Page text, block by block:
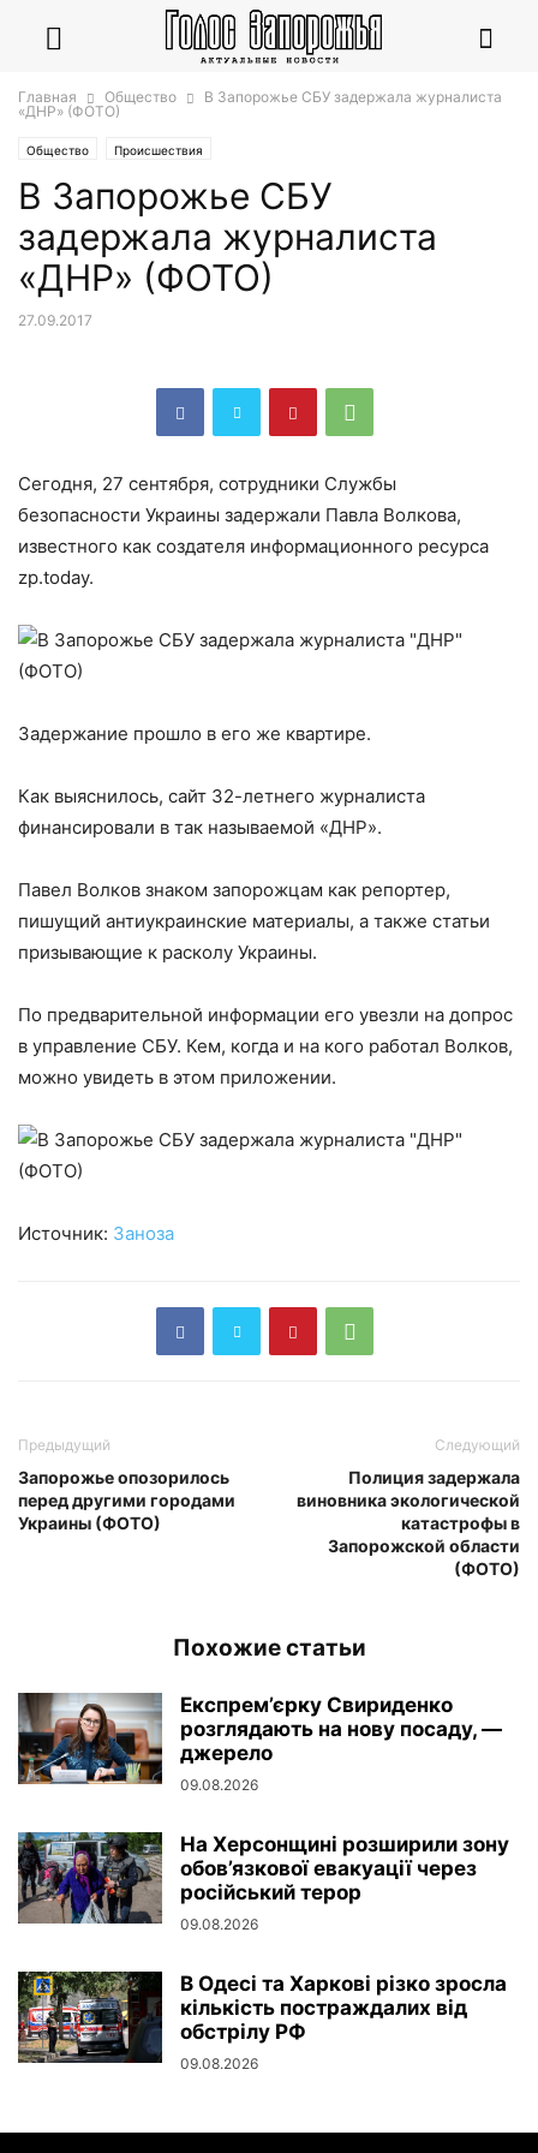
Главная Общество
В Запорожье СБУ задержала журналиста
«ДНР» (ФОТО)
Общество Происшествия
В Запорожье СБУ
задержала журналиста
«ДНР» (ФОТО)
27.09.2017
Сегодня, 27 сентября, сотрудники Службы
безопасности Украины задержали Павла Волкова,
известного как создателя информационного ресурса
zp.today.
Задержание прошло в его же квартире.
Как выяснилось, сайт 32-летнего журналиста
финансировали в так называемой «ДНР».
Павел Волков знаком запорожцам как репортер,
пишущий антиукраинские материалы, а также статьи
призывающие к расколу Украины.
По предварительной информации его увезли на допрос
в управление СБУ. Кем, когда и на кого работал Волков,
можно увидеть в этом приложении.
Источник: Заноза
Предыдущий
Запорожье опозорилось
перед другими городами
Украины (ФОТО)
Следующий
Полиция задержала
виновника экологической
катастрофы в
Запорожской области
(ФОТО)
Похожие статьи
Експрем’єрку Свириденко
розглядають на нову посаду, —
джерело
09.08.2026
На Херсонщині розширили зону
обов’язкової евакуації через
російський терор
09.08.2026
В Одесі та Харкові різко зросла
кількість постраждалих від
обстрілу РФ
09.08.2026